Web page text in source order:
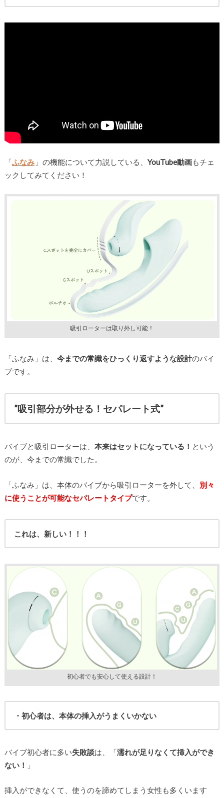
「ふなみ 」の機能について力説している、YouTube動画もチェ
ックしてみてください！
吸引ローターは取り外し可能！
「ふなみ」は、 今までの常識をひっくり返すような設計のバイ
ブです。
”吸引部分が外せる！セパレート式”
バイブと吸引ローターは、 本来はセットになっている！ という
のが、今までの常識でした。
「ふなみ」は、本体のバイブから吸引ローターを外して、 別々
に使うことが可能なセパレートタイプです。
これは、新しい！！！
初心者でも安心して使える設計！
・初心者は、本体の挿入がうまくいかない
バイブ初心者に多い失敗談は、「濡れが足りなくて挿入ができ
ない！
」
挿入ができなくて、使うのを諦めてしまう女性も多くいます